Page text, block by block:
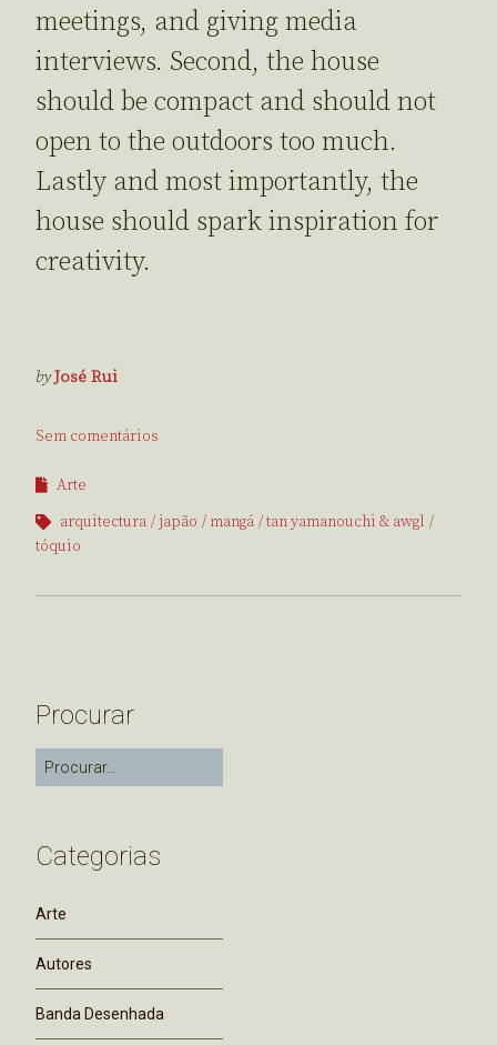
meetings, and giving media
interviews. Second, the house
should be compact and should not
open to the outdoors too much.
Lastly and most importantly, the
house should spark inspiration for
creativity.
byJosé Rui
Sem comentários
Arte
arquitectura
japão mangá
tan yamanouchi & awgl
tóquio
Procurar
Categorias
Arte
Autores
Banda Desenhada